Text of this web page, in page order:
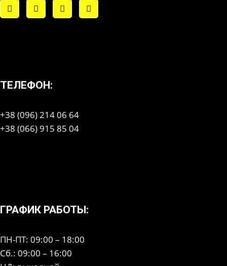
ТЕЛЕФОН:
+38 (096) 214 06 64
+38 (066) 915 85 04
ГРАФИК РАБОТЫ:
ПН-ПТ: 09:00 – 18:00
Сб.: 09:00 – 16:00